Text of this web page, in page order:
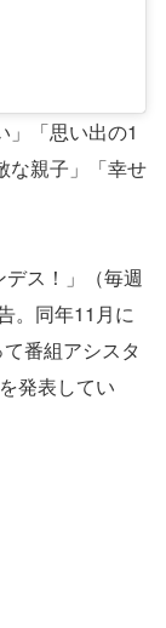
」「思い出の1
な親子」「幸せ
ス！」（毎週
。同年11月に
番組アシスタ
発表してい